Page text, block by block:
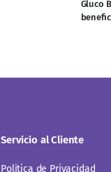
Gluco
Servicio al Cliente
Politica de Privacidad